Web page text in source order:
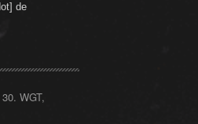
de
WGT,